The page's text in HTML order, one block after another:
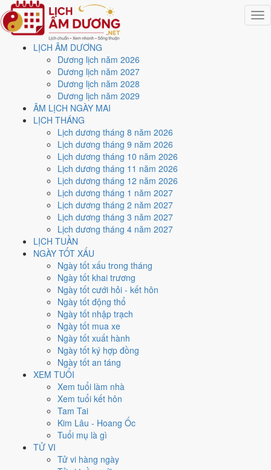
LỊCH ÂM DƯƠNG
Dương lịch năm 2026
Dương lịch năm 2027
Dương lịch năm 2028
Dương lịch năm 2029
ÂM LỊCH NGÀY MAI
LỊCH THÁNG
Lịch dương tháng 8 năm 2026
Lịch dương tháng 9 năm 2026
Lịch dương tháng 10 năm 2026
Lịch dương tháng 11 năm 2026
Lịch dương tháng 12 năm 2026
Lịch dương tháng 1 năm 2027
Lịch dương tháng 2 năm 2027
Lịch dương tháng 3 năm 2027
Lịch dương tháng 4 năm 2027
LỊCH TUẦN
NGÀY TỐT XẤU
Ngày tốt xấu trong tháng
Ngày tốt khai trương
Ngày tốt cưới hỏi - kết hôn
Ngày tốt động thổ
Ngày tốt nhập trạch
Ngày tốt mua xe
Ngày tốt xuất hành
Ngày tốt ký hợp đồng
Ngày tốt an táng
XEM TUỔI
Xem tuổi làm nhà
Xem tuổi kết hôn
Tam Tai
Kim Lâu - Hoang Ốc
Tuổi mụ là gì
TỬ VI
Tử vi hàng ngày
Trang chủ
Lịch năm 2026
Tháng 8/2026
Ngày 21/8/2026 (Đinh Mão)
Xem ngày21/8/2026
lịch - Ngày 9/7 âm lịch
(Đinh Mão) tốt hay xấu?
Ngày 21/8/2026 dương lịch (Thứ Sáu) là ngày 9/7/2026 âm lịch
Đinh Mão - Chi sinh Can, Trực Nguy, Sao Cang, nạp âm Lư
Trung Hỏa. Tổng hòa, đây làNgày Hungvới điểm trung bình
cho các việc quan trọng. Giờ Hoàng Đạo trong ngày:
Ngọ, Mùi, Dậu
Ngày Dương
Tháng 8 năm 2026
Tháng 7 âm năm 2026
Tiết Lập Thu
Canh Tý
Bính Ngọ
Ngày Đinh Mão có TrựcNguy (ngày nguy hiểm, đầy biến động) và